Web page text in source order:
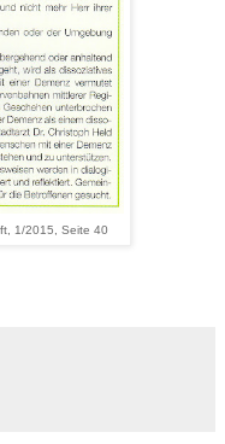
1/2015, Seite 40